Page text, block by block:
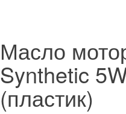
Масло
Synthetic
(пластик)